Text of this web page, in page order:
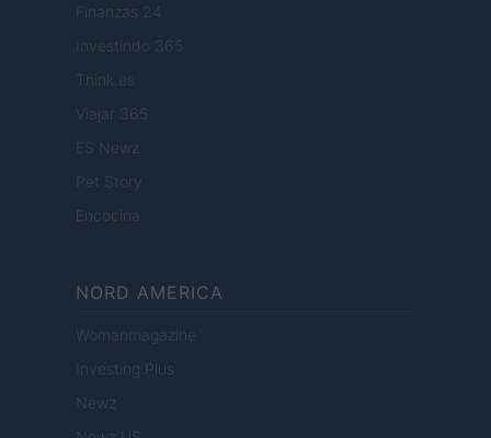
Finanzas 24
Investindo 365
Think.es
Viajar 365
ES Newz
Pet Story
Encocina
NORD AMERICA
Womanmagazine
Investing Plus
Newz